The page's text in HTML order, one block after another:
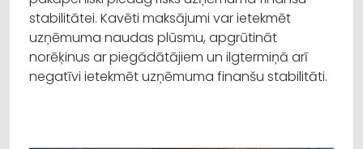
stabilitātei. Kavēti maksājumi var ietekmēt
uzņēmuma naudas plūsmu, apgrūtināt
norēķinus ar piegādātājiem un ilgtermiņā arī
negatīvi ietekmēt uzņēmuma finanšu stabilitāti.